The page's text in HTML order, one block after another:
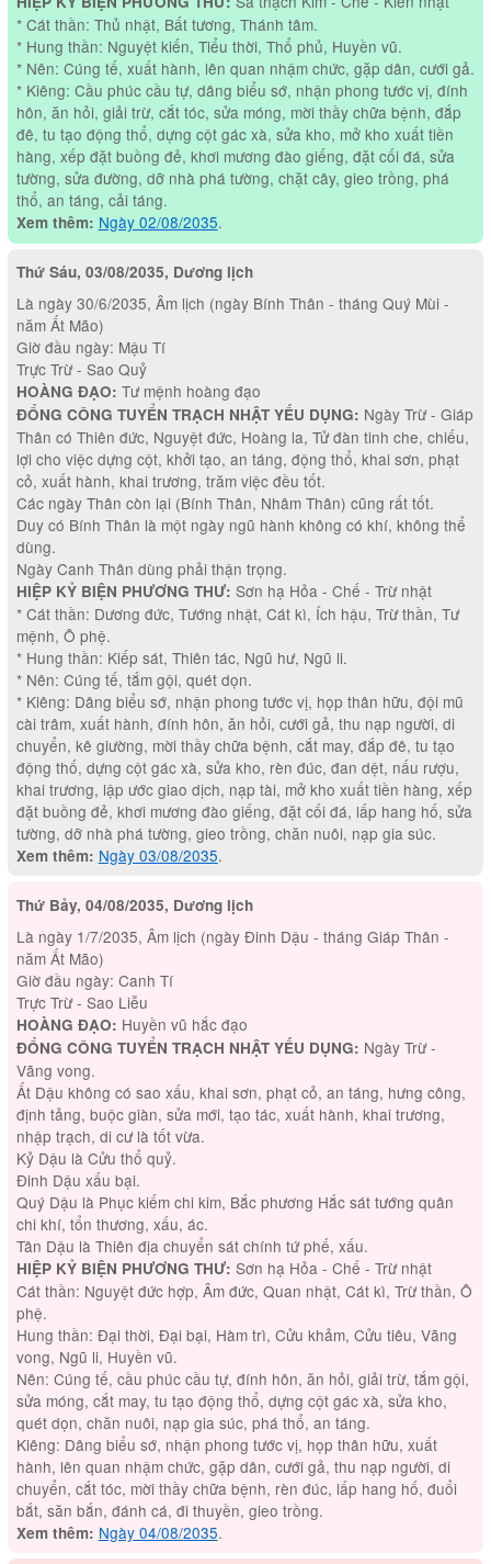
* Cát thần: Thủ nhật, Bất tương, Thánh tâm.
* Hung thần: Nguyệt kiến, Tiểu thời, Thổ phủ, Huyền vũ.
* Nên: Cúng tế, xuất hành, lên quan nhậm chức, gặp dân, cưới gả.
* Kiêng: Cầu phúc cầu tự, dâng biểu sớ, nhận phong tước vị, đính
hôn, ăn hỏi, giải trừ, cắt tóc, sửa móng, mời thầy chữa bệnh, đắp
đê, tu tạo động thổ, dựng cột gác xà, sửa kho, mở kho xuất tiền
hàng, xếp đặt buồng đẻ, khơi mương đào giếng, đặt cối đá, sửa
tường, sửa đường, dỡ nhà phá tường, chặt cây, gieo trồng, phá
thổ, an táng, cải táng.
Xem thêm: Ngày 02/08/2035.
Thứ Sáu, 03/08/2035, Dương lịch
Là ngày 30/6/2035, Âm lịch (ngày Bính Thân - tháng Quý Mùi -
năm Ất Mão)
Giờ đầu ngày: Mậu Tí
Trực Trừ - Sao Quỷ
HOÀNG ĐẠO: Tư mệnh hoàng đạo
ĐỔNG CÔNG TUYỂN TRẠCH NHẬT YẾU DỤNG: Ngày Trừ - Giáp
Thân có Thiên đức, Nguyệt đức, Hoàng la, Tử đàn tinh che, chiếu,
lợi cho việc dựng cột, khởi tạo, an táng, động thổ, khai sơn, phạt
cỏ, xuất hành, khai trương, trăm việc đều tốt.
Các ngày Thân còn lại (Bính Thân, Nhâm Thân) cũng rất tốt.
Duy có Bính Thân là một ngày ngũ hành không có khí, không thể
dùng.
Ngày Canh Thân dùng phải thận trọng.
HIỆP KỶ BIỆN PHƯƠNG THƯ: Sơn hạ Hỏa - Chế - Trừ nhật
* Cát thần: Dương đức, Tướng nhật, Cát kì, Ích hậu, Trừ thần, Tư
mệnh, Ô phệ.
* Hung thần: Kiếp sát, Thiên tác, Ngũ hư, Ngũ li.
* Nên: Cúng tế, tắm gội, quét dọn.
* Kiêng: Dâng biểu sớ, nhận phong tước vị, họp thân hữu, đội mũ
cài trâm, xuất hành, đính hôn, ăn hỏi, cưới gả, thu nạp người, di
chuyển, kê giường, mời thầy chữa bệnh, cắt may, đắp đê, tu tạo
động thố, dựng cột gác xà, sửa kho, rèn đúc, đan dệt, nấu rượu,
khai trương, lập ước giao dịch, nạp tài, mở kho xuất tiền hàng, xếp
đặt buồng đẻ, khơi mương đào giếng, đặt cối đá, lấp hang hố, sửa
tường, dỡ nhà phá tường, gieo trồng, chăn nuôi, nạp gia súc.
Xem thêm: Ngày 03/08/2035.
Thứ Bảy, 04/08/2035, Dương lịch
Là ngày 1/7/2035, Âm lịch (ngày Đinh Dậu - tháng Giáp Thân -
năm Ất Mão)
Giờ đầu ngày: Canh Tí
Trực Trừ - Sao Liễu
HOÀNG ĐẠO: Huyền vũ hắc đạo
ĐỔNG CÔNG TUYỂN TRẠCH NHẬT YẾU DỤNG: Ngày Trừ -
Vãng vong.
Ất Dậu không có sao xấu, khai sơn, phạt cỏ, an táng, hưng công,
định tảng, buộc giàn, sửa mới, tạo tác, xuất hành, khai trương,
nhập trạch, di cư là tốt vừa.
Kỷ Dậu là Cửu thổ quỷ.
Đinh Dậu xấu bại.
Quý Dậu là Phục kiếm chi kim, Bắc phương Hắc sát tướng quân
chi khí, tổn thương, xấu, ác.
Tân Dậu là Thiên địa chuyển sát chính tứ phế, xấu.
HIỆP KỶ BIỆN PHƯƠNG THƯ: Sơn hạ Hỏa - Chế - Trừ nhật
Cát thần: Nguyệt đức hợp, Âm đức, Quan nhật, Cát kì, Trừ thần, Ô
phệ.
Hung thần: Đại thời, Đại bại, Hàm trì, Cửu khảm, Cửu tiêu, Vãng
vong, Ngũ li, Huyền vũ.
Nên: Cúng tế, cầu phúc cầu tự, đính hôn, ăn hỏi, giải trừ, tắm gội,
sửa móng, cắt may, tu tạo động thổ, dựng cột gác xà, sửa kho,
quét dọn, chăn nuôi, nạp gia súc, phá thổ, an táng.
Kiêng: Dâng biểu sớ, nhận phong tước vị, họp thân hữu, xuất
hành, lên quan nhậm chức, gặp dân, cưới gả, thu nạp người, di
chuyển, cắt tóc, mời thầy chữa bệnh, rèn đúc, lấp hang hố, đuổi
bắt, săn bắn, đánh cá, đi thuyền, gieo trồng.
Xem thêm: Ngày 04/08/2035.